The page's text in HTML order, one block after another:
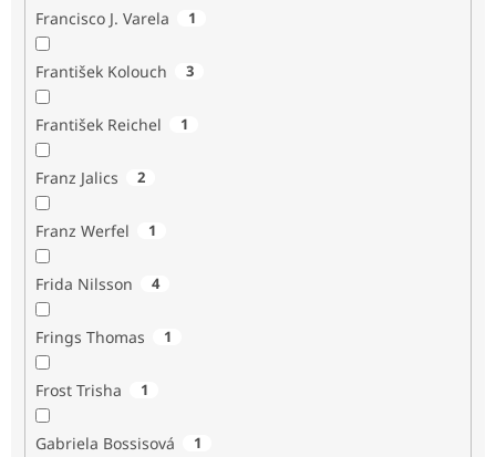
Francisco J. Varela 1
František Kolouch 3
František Reichel 1
Franz Jalics 2
Franz Werfel 1
Frida Nilsson 4
Frings Thomas 1
Frost Trisha 1
Gabriela Bossisová 1